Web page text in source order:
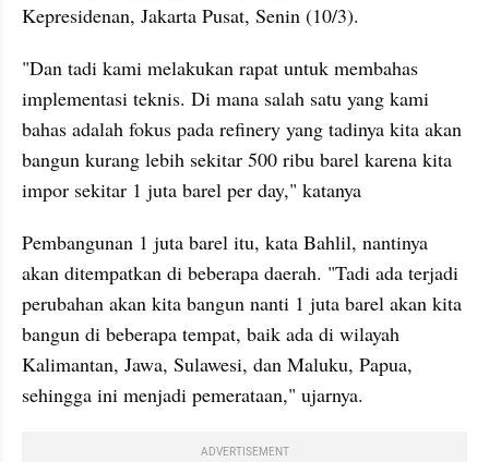
Kepresidenan, Jakarta Pusat, Senin (10/3).
"Dan tadi kami melakukan rapat untuk membahas
implementasi teknis. Di mana salah satu yang kami
bahas adalah fokus pada refinery yang tadinya kita akan
bangun kurang lebih sekitar 500 ribu barel karena kita
impor sekitar 1 juta barel per day," katanya
Pembangunan 1 juta barel itu, kata Bahlil, nantinya
akan ditempatkan di beberapa daerah. "Tadi ada terjadi
perubahan akan kita bangun nanti 1 juta barel akan kita
bangun di beberapa tempat, baik ada di wilayah
Kalimantan, Jawa, Sulawesi, dan Maluku, Papua,
sehingga ini menjadi pemerataan," ujarnya.
ADVERTISEMENT